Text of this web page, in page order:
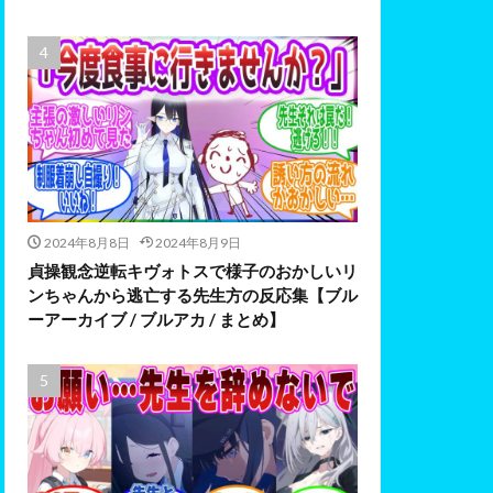
2024年8月8日 2024年8月9日
貞操観念逆転キヴォトスで様子のおかしいリ
ンちゃんから逃亡する先生方の反応集【ブル
ーアーカイブ / ブルアカ / まとめ】